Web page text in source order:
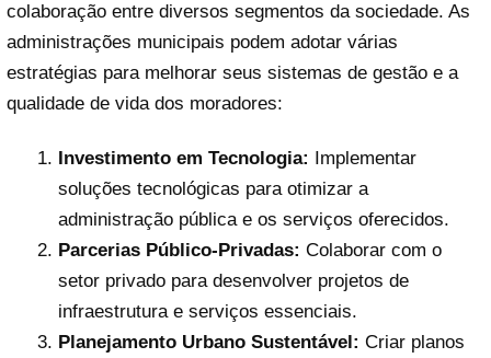
colaboração entre diversos segmentos da sociedade. As
administrações municipais podem adotar várias
estratégias para melhorar seus sistemas de gestão e a
qualidade de vida dos moradores:
Investimento em Tecnologia: Implementar
soluções tecnológicas para otimizar a
administração pública e os serviços oferecidos.
Parcerias Público-Privadas: Colaborar com o
setor privado para desenvolver projetos de
infraestrutura e serviços essenciais.
Planejamento Urbano Sustentável: Criar planos